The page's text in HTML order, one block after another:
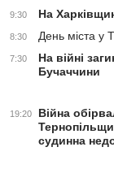
9:30 На
8:30 День міста у
7:30
На війні
Бучаччини
19:20
Війна
судинна